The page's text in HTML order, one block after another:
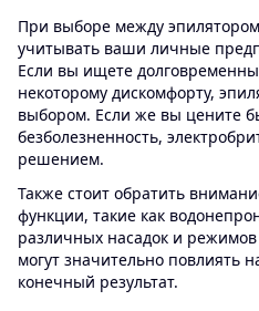
При выборе между
учитывать ваши личные
Если вы ищете
некоторому дискомфорту,
выбором. Если же вы цените
безболезненность,
решением.
Также стоит обратить
функции, такие как
различных насадок и
могут значительно повлиять
конечный результат.